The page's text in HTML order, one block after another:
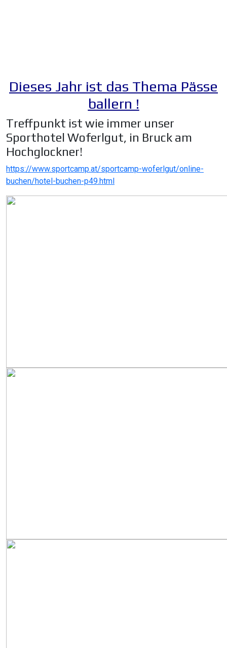
Dieses Jahr ist das Thema Pässe
ballern !
Treffpunkt ist wie immer unser
Sporthotel Woferlgut, in Bruck am
Hochglockner!
https://www.sportcamp.at/sportcamp-woferlgut/online-
buchen/hotel-buchen-p49.html